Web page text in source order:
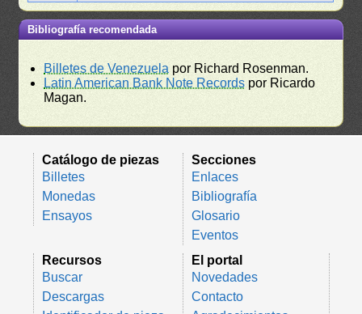
Bibliografía recomendada
Billetes de Venezuela por Richard Rosenman.
Latin American Bank Note Records por Ricardo
Magan.
Catálogo de piezas
Billetes
Monedas
Ensayos
Secciones
Enlaces
Bibliografía
Glosario
Eventos
Recursos
Buscar
Descargas
El portal
Novedades
Contacto